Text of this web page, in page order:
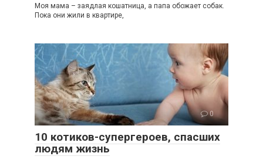
Моя мама – заядлая кошатница, а папа обожает собак.
Пока они жили в квартире,
0
10 котиков-супергероев, спасших
людям жизнь